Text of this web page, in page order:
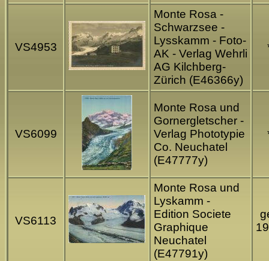
VS4953
Monte Rosa -
Schwarzsee -
Lysskamm - Foto-
AK - Verlag Wehrli
AG Kilchberg-
Zürich (E46366y)
VS6099
Monte Rosa und
Gornergletscher -
Verlag Phototypie
Co. Neuchatel
(E47777y)
VS6113
Monte Rosa und
Lyskamm -
Edition Societe
Graphique
Neuchatel
(E47791y)